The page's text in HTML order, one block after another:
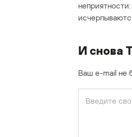
И снова
Ваш e-mail не